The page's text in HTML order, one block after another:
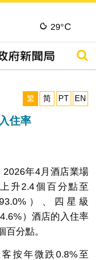
29°C
搜尋
繁
简 PT EN
住率
2026年4月酒店業場
升2.4個百分點至
）、四星級
）酒店的入住率
分點。
按年微跌0.8%至